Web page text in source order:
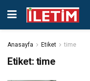
Anasayfa Etiket time
Etiket: time